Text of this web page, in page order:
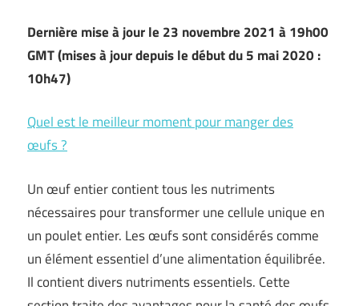
Dernière mise à jour le 23 novembre 2021 à 19h00
GMT (mises à jour depuis le début du 5 mai 2020 :
10h47)
Quel est le meilleur moment pour manger des
œufs ?
Un œuf entier contient tous les nutriments
nécessaires pour transformer une cellule unique en
un poulet entier. Les œufs sont considérés comme
un élément essentiel d’une alimentation équilibrée.
Il contient divers nutriments essentiels. Cette